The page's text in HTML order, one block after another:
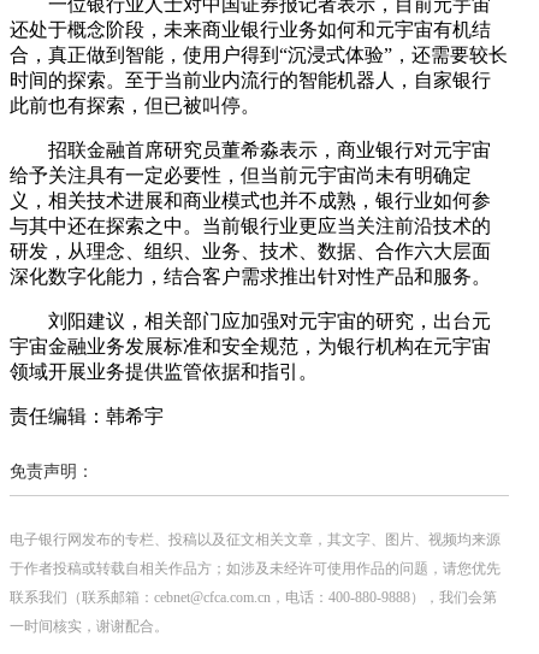
还处于概念阶段，未来商业银行业务如何和元宇宙有机结
合，真正做到智能，使用户得到“沉浸式体验”，还需要较长
时间的探索。至于当前业内流行的智能机器人，自家银行
此前也有探索，但已被叫停。
招联金融首席研究员董希淼表示，商业银行对元宇宙
给予关注具有一定必要性，但当前元宇宙尚未有明确定
义，相关技术进展和商业模式也并不成熟，银行业如何参
与其中还在探索之中。当前银行业更应当关注前沿技术的
研发，从理念、组织、业务、技术、数据、合作六大层面
深化数字化能力，结合客户需求推出针对性产品和服务。
刘阳建议，相关部门应加强对元宇宙的研究，出台元
宇宙金融业务发展标准和安全规范，为银行机构在元宇宙
领域开展业务提供监管依据和指引。
责任编辑：韩希宇
免责声明：
电子银行网发布的专栏、投稿以及征文相关文章，其文字、图片、视频均来源
于作者投稿或转载自相关作品方；如涉及未经许可使用作品的问题，请您优先
联系我们（联系邮箱：cebnet@cfca.com.cn，电话：400-880-9888），我们会第
一时间核实，谢谢配合。